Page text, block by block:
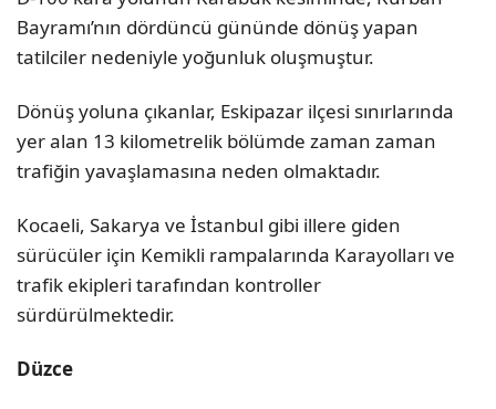
Bayramı’nın dördüncü gününde dönüş yapan
tatilciler nedeniyle yoğunluk oluşmuştur.
Dönüş yoluna çıkanlar, Eskipazar ilçesi sınırlarında
yer alan 13 kilometrelik bölümde zaman zaman
trafiğin yavaşlamasına neden olmaktadır.
Kocaeli, Sakarya ve İstanbul gibi illere giden
sürücüler için Kemikli rampalarında Karayolları ve
trafik ekipleri tarafından kontroller
sürdürülmektedir.
Düzce